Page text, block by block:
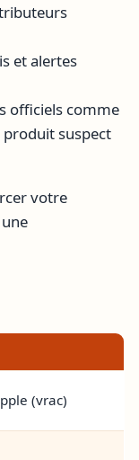
et alertes
officiels comme
suspect
votre
(vrac)